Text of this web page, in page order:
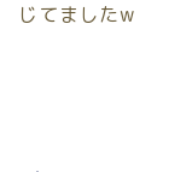
じてましたw